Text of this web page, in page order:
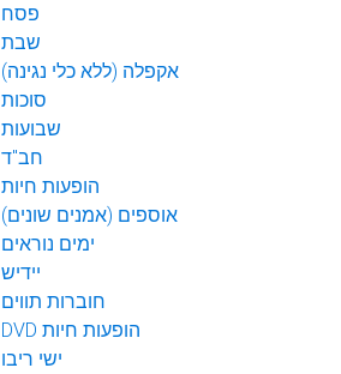
פסח
שבת
אקפלה (ללא כלי נגינה)
סוכות
שבועות
חב"ד
הופעות חיות
אוספים (אמנים שונים)
ימים נוראים
יידיש
חוברות תווים
DVD הופעות חיות
ישי ריבו